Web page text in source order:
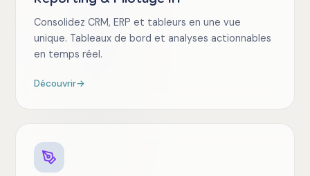
Consolidez CRM, ERP et tableurs en une vue
unique. Tableaux de bord et analyses actionnables
en temps réel.
Découvrir→